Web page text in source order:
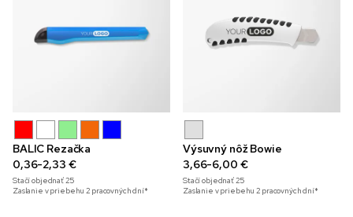
BALIC Rezačka
0,36-2,33 €
Stačí objednať25
Zaslanie v priebehu 2 pracovných dní*
Výsuvný nôž Bowie
3,66-6,00 €
Stačí objednať25
Zaslanie v priebehu 2 pracovných dní*